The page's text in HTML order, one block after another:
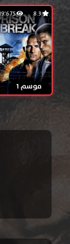
8.3 619٬675
موسم 1